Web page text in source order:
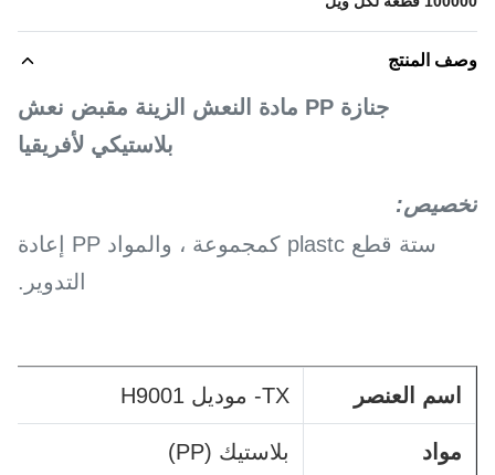
وصف المنتج
جنازة PP مادة النعش الزينة مقبض نعش
بلاستيكي لأفريقيا
تخصيص:
ستة قطع plastc كمجموعة ، والمواد PP إعادة
التدوير.
اسم العنصر TX- موديل H9001
مواد بلاستيك (PP)